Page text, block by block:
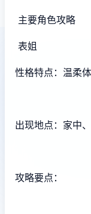
主要角色攻略
表姐
性格特点：温柔
出现地点：家中
攻略要点：